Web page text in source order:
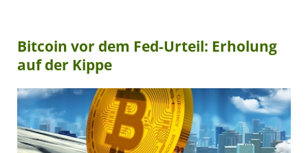
Bitcoin vor dem Fed-Urteil: Erholung
auf der Kippe